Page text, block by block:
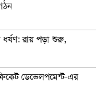
ধর্ষণ: রায় পড়া শুরু,
ডেভেলপমেন্ট-এর